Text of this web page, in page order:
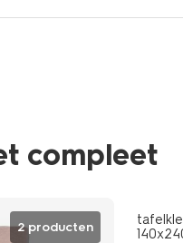
compleet
2 producten